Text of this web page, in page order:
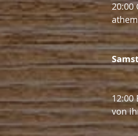
20:00
12:00
von